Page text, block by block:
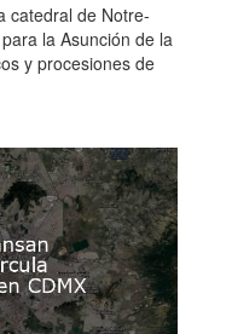
catedral de Notre-
la Asunción de la
y procesiones de